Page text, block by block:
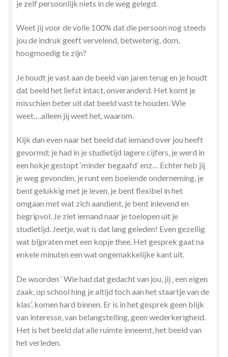
je zelf persoonlijk niets in de weg gelegd.
Weet jij voor de volle 100% dat die persoon nog steeds
jou de indruk geeft vervelend, betweterig, dom,
hoogmoedig te zijn?
Je houdt je vast aan de beeld van jaren terug en je houdt
dat beeld het liefst intact, onveranderd. Het komt je
misschien beter uit dat beeld vast te houden. Wie
weet….alleen jij weet het, waarom.
Kijk dan even naar het beeld dat iemand over jou heeft
gevormd; je had in je studietijd lagere cijfers, je werd in
een hokje gestopt ‘minder begaafd’ enz… Echter heb jij
je weg gevonden, je runt een boeiende onderneming, je
bent gelukkig met je leven, je bent flexibel in het
omgaan met wat zich aandient, je bent inlevend en
begripvol. Je ziet iemand naar je toelopen uit je
studietijd. Jeetje, wat is dat lang geleden! Even gezellig
wat bijpraten met een kopje thee. Het gesprek gaat na
enkele minuten een wat ongemakkelijke kant uit.
De woorden ‘ Wie had dat gedacht van jou, jij , een eigen
zaak, op school hing je altijd toch aan het staartje van de
klas’, komen hard binnen. Er is in het gesprek geen blijk
van interesse, van belangstelling, geen wederkerigheid.
Het is het beeld dat alle ruimte inneemt, het beeld van
het verleden.